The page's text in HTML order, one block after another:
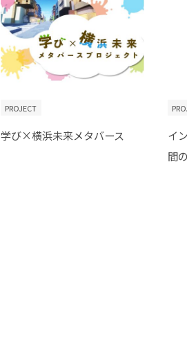
PROJECT
学び×横浜未来メタバース
イ
間